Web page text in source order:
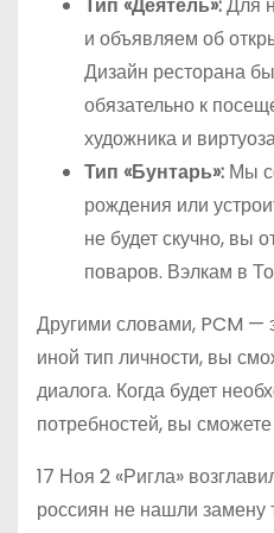
и объявляем об
Дизайн ресторана
обязательно к
художника и
Тип «Бунтарь»: Мы
рождения или
не будет скучно, вы
поваров. Вэлкам в
Другими словами, PCM —
иной тип личности, вы
диалога. Когда будет
потребностей, вы
17 Ноя 2 «Ригла»
россиян не нашли замену